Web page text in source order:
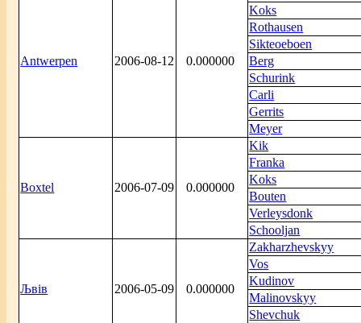
Antwerpen 2006-08-12 0.000000
Koks
Rothausen
Sikteoeboen
Berg
Schurink
Carli
Gerrits
Meyer
Boxtel 2006-07-09 0.000000
Kik
Franka
Koks
Bouten
Verleysdonk
Schooljan
Љвів 2006-05-09 0.000000
Zakharzhevskyy
Vos
Kudinov
Malinovskyy
Shevchuk